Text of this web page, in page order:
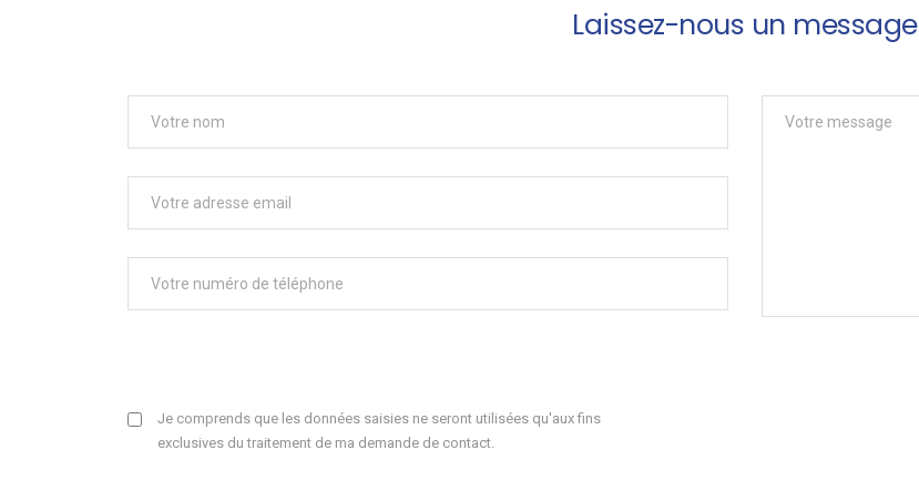
Laissez-nous un message
Je comprends que les données saisies ne seront utilisées qu'aux fins
exclusives du traitement de ma demande de contact.